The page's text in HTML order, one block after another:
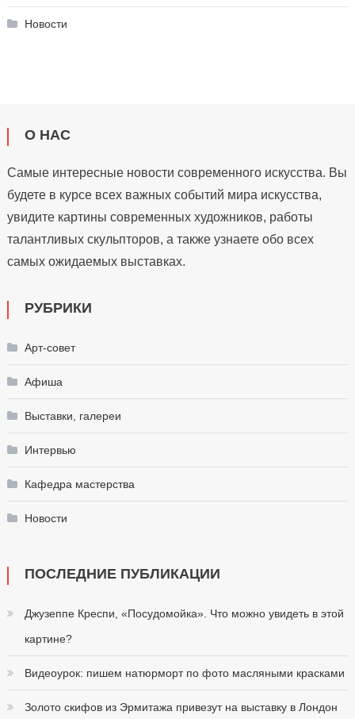
Новости
О НАС
Самые интересные новости современного искусства. Вы
будете в курсе всех важных событий мира искусства,
увидите картины современных художников, работы
талантливых скульпторов, а также узнаете обо всех
самых ожидаемых выставках.
РУБРИКИ
Арт-совет
Афиша
Выставки, галереи
Интервью
Кафедра мастерства
Новости
ПОСЛЕДНИЕ ПУБЛИКАЦИИ
Джузеппе Креспи, «Посудомойка». Что можно увидеть в этой
картине?
Видеоурок: пишем натюрморт по фото масляными красками
Золото скифов из Эрмитажа привезут на выставку в Лондон